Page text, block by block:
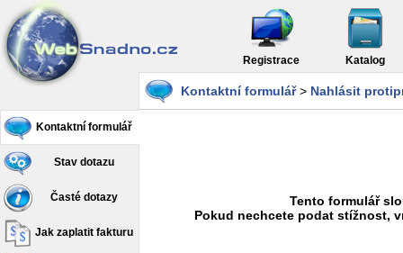
Registrace Katalog
Kontaktní formulář
Stav dotazu
Časté dotazy
Jak zaplatit fakturu
Kontaktní formulář> Nahlásit
Tento formulář
Pokud nechcete podat stížnost,